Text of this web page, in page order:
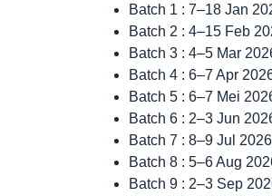
Batch 1 : 7–18 Jan
Batch 2 : 4–15 Feb
Batch 3 : 4–5 Mar
Batch 4 : 6–7 Apr
Batch 5 : 6–7 Mei
Batch 6 : 2–3 Jun
Batch 7 : 8–9 Jul
Batch 8 : 5–6 Aug
Batch 9 : 2–3 Sep